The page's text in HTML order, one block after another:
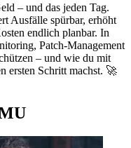
– und das jeden Tag.
Ausfälle spürbar, erhöht
endlich planbar. In
Patch-Management
– und wie du mit
ersten Schritt machst. 🚀